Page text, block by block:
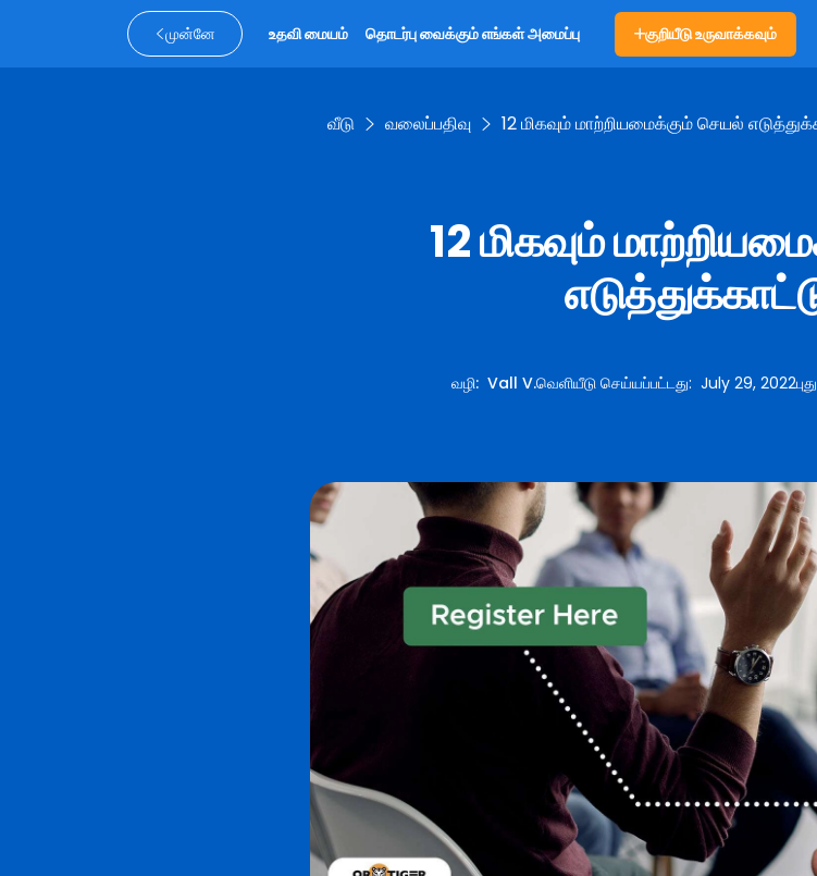
முன்னே உதவி மையம் தொடர்பு வைக்கும் எங்கள் அமைப்பு குறியீடு உருவாக்கவும்
வீடு வலைப்பதிவு 12 மிகவும் மாற்றியமைக்கும் செயல்
12 மிகவும்
வழி:Vall V.வெளியீடு செய்யப்பட்டது:July 29, 2022